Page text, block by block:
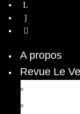
A propos
Revue Le